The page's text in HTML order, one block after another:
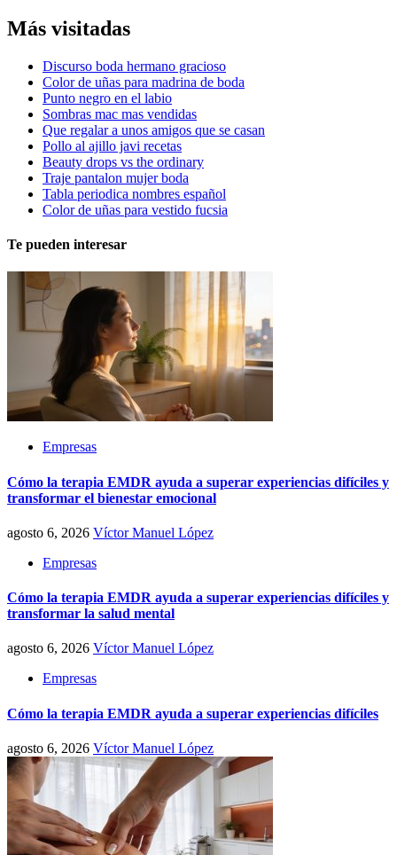
Más visitadas
Discurso boda hermano gracioso
Color de uñas para madrina de boda
Punto negro en el labio
Sombras mac mas vendidas
Que regalar a unos amigos que se casan
Pollo al ajillo javi recetas
Beauty drops vs the ordinary
Traje pantalon mujer boda
Tabla periodica nombres español
Color de uñas para vestido fucsia
Te pueden interesar
Empresas
Cómo la terapia EMDR ayuda a superar experiencias difíciles y
transformar el bienestar emocional
agosto 6, 2026 Víctor Manuel López
Empresas
Cómo la terapia EMDR ayuda a superar experiencias difíciles y
transformar la salud mental
agosto 6, 2026 Víctor Manuel López
Empresas
Cómo la terapia EMDR ayuda a superar experiencias difíciles
agosto 6, 2026 Víctor Manuel López